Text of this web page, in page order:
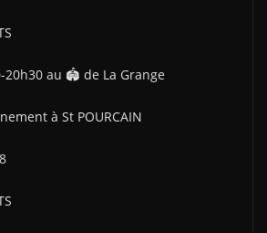
20h30 au 🏟 de La Grange
à St POURCAIN